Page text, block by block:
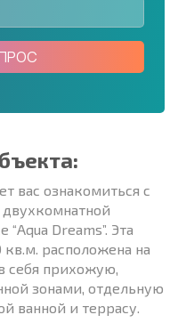
вас ознакомиться с
Dreams”. Эта
расположена на
себя прихожую,
зонами, отдельную
ванной и террасу.